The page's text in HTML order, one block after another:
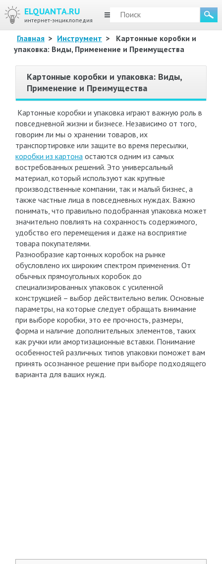
ELQUANTA.RU
интернет-энциклопедия
МЕНЮ
Главная > Инструмент >
Картонные коробки и
упаковка: Виды, Применение и Преимущества
Картонные коробки и упаковка: Виды,
Применение и Преимущества
Картонные коробки и упаковка играют важную роль в
повседневной жизни и бизнесе. Независимо от того,
говорим ли мы о хранении товаров, их
транспортировке или защите во время пересылки,
коробки из картонаостаются одним из самых
востребованных решений. Это универсальный
материал, который используют как крупные
производственные компании, так и малый бизнес, а
также частные лица в повседневных нуждах. Важно
понимать, что правильно подобранная упаковка может
значительно повлиять на сохранность содержимого,
удобство его перемещения и даже на восприятие
товара покупателями.
Разнообразие картонных коробок на рынке
обусловлено их широким спектром применения. От
обычных прямоугольных коробок до
специализированных упаковок с усиленной
конструкцией – выбор действительно велик. Основные
параметры, на которые следует обращать внимание
при выборе коробки, это ее прочность, размеры,
форма и наличие дополнительных элементов, таких
как ручки или амортизационные вставки. Понимание
особенностей различных типов упаковки поможет вам
принять осознанное решение при выборе подходящего
варианта для ваших нужд.